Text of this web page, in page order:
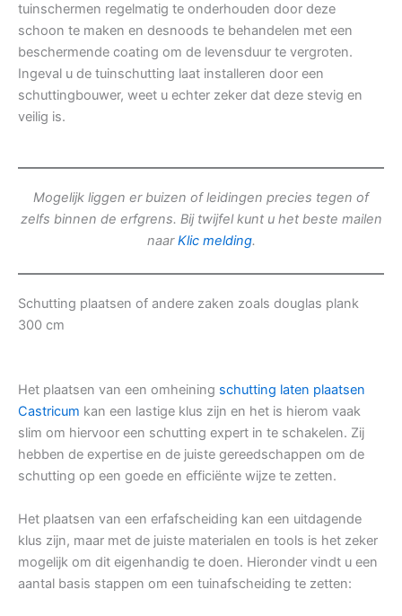
tuinschermen regelmatig te onderhouden door deze
schoon te maken en desnoods te behandelen met een
beschermende coating om de levensduur te vergroten.
Ingeval u de tuinschutting laat installeren door een
schuttingbouwer, weet u echter zeker dat deze stevig en
veilig is.
Mogelijk liggen er buizen of leidingen precies tegen of
zelfs binnen de erfgrens. Bij twijfel kunt u het beste mailen
naarKlic melding.
Schutting plaatsen of andere zaken zoals douglas plank
300 cm
Het plaatsen van een omheining schutting laten plaatsen
Castricum kan een lastige klus zijn en het is hierom vaak
slim om hiervoor een schutting expert in te schakelen. Zij
hebben de expertise en de juiste gereedschappen om de
schutting op een goede en efficiënte wijze te zetten.
Het plaatsen van een erfafscheiding kan een uitdagende
klus zijn, maar met de juiste materialen en tools is het zeker
mogelijk om dit eigenhandig te doen. Hieronder vindt u een
aantal basis stappen om een tuinafscheiding te zetten: